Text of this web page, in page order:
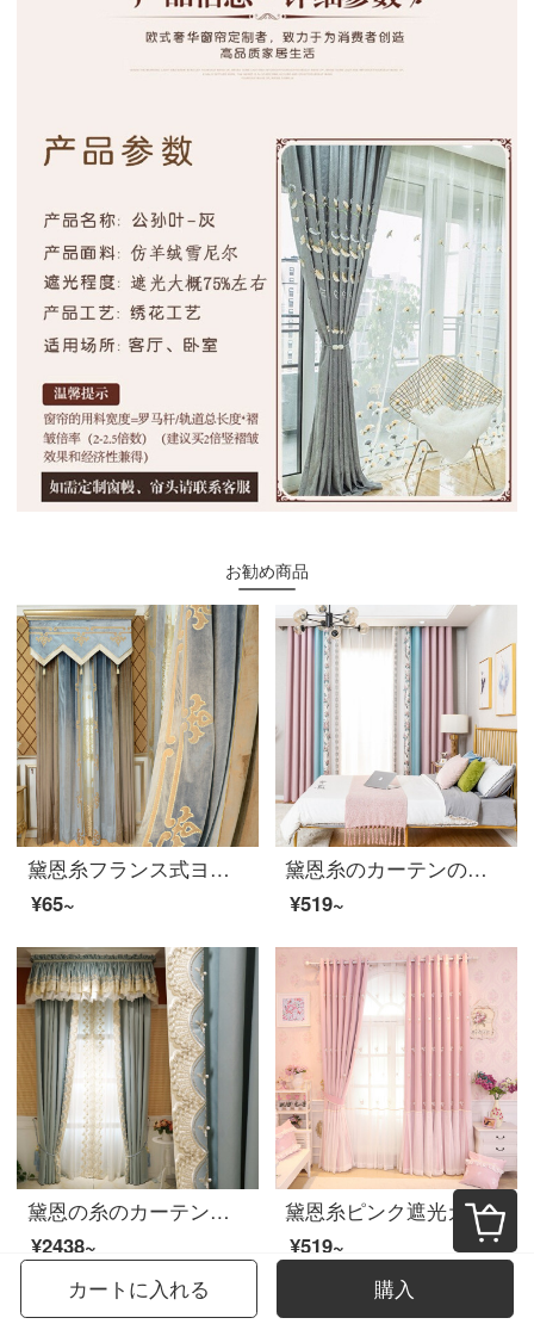
お勧め商品
黛恩糸フランス式ヨーロッパ式の客間のカーテン寝室の刺繍が豪華なイタリアのシルクのカーテンアメリカ式の近代的な完成品は単色の布を注文して一メートルごとに(幅2.8を決めて高いカーテンと部品などを買って別の計算)を定めて0.1メートルを注文して撮ります。
¥65~
黛恩糸のカーテンの遮光布北欧簡約現代風寝室の書斎の床の窓の完成品は注文してシームレスにカーテンのピンクのシフォンの白い紗の幅の1メートルをつなぎ合わせて特別に撮ります（加工は無料です）。
¥519~
黛恩の糸のカーテンの完成品は簡単に現代の寝室の客間の刺繍の高精密な王女の風のカーテンの遮光の布の青色を図のカーテンのようです。
¥2438~
黛恩糸ピンク遮光カーテン紗簾婚房子供部屋スイート少女部屋韓国式田園純色のカーテン一メートル単価（加工を含む）一メートル当たりの単価（加工を含む）
¥519~
カートに入れる
購入